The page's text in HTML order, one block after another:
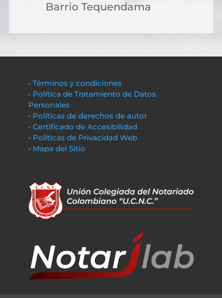
Barrio Tequendama
• Términos y condiciones
• Política de Tratamiento de Datos
Personales
• Políticas de derechos de autor
• Certificado de Accesibilidad
• Políticas de Privacidad Web
• Mapa del Sitio